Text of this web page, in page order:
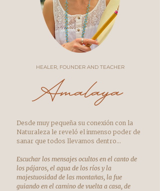
HEALER, FOUNDER AND TEACHER
Amalaya
Desde muy pequeña su conexión con la
Naturaleza le reveló el inmenso poder de
sanar que todos llevamos dentro...
Escuchar los mensajes ocultos en el canto de
los pájaros, el agua de los ríos y la
majestuosidad de las montañas, la fue
guiando en el camino de vuelta a casa, de